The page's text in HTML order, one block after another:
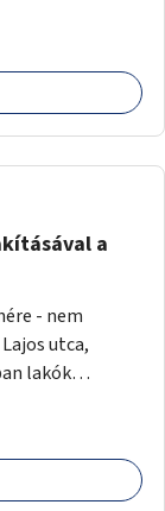
a
- nem
utca,
lakók
is van a
a 178-as